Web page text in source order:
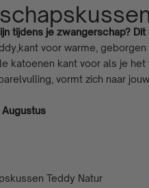
tijdens je zwangerschap?
voor warme, geborgen
katoenen kant voor als je het
vormt zich naar
Teddy Natur